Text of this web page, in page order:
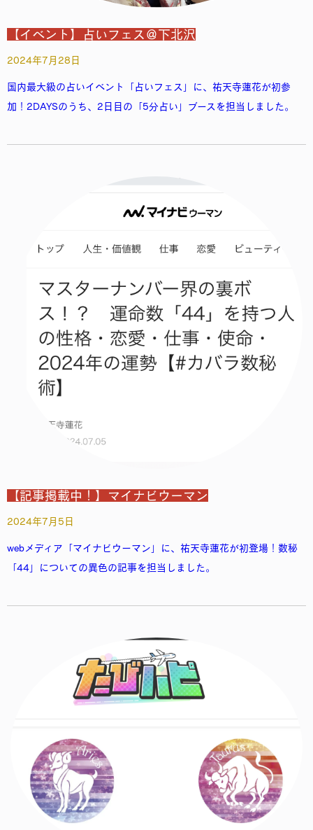
【イベント】占いフェス＠下北沢
2024年7月28日
国内最大級の占いイベント「占いフェス」に、祐天寺蓮花が初参
加！2DAYSのうち、2日目の「5分占い」ブースを担当しました。
【記事掲載中！】マイナビウーマン
2024年7月5日
webメディア「マイナビウーマン」に、祐天寺蓮花が初登場！数秘
「44」についての異色の記事を担当しました。